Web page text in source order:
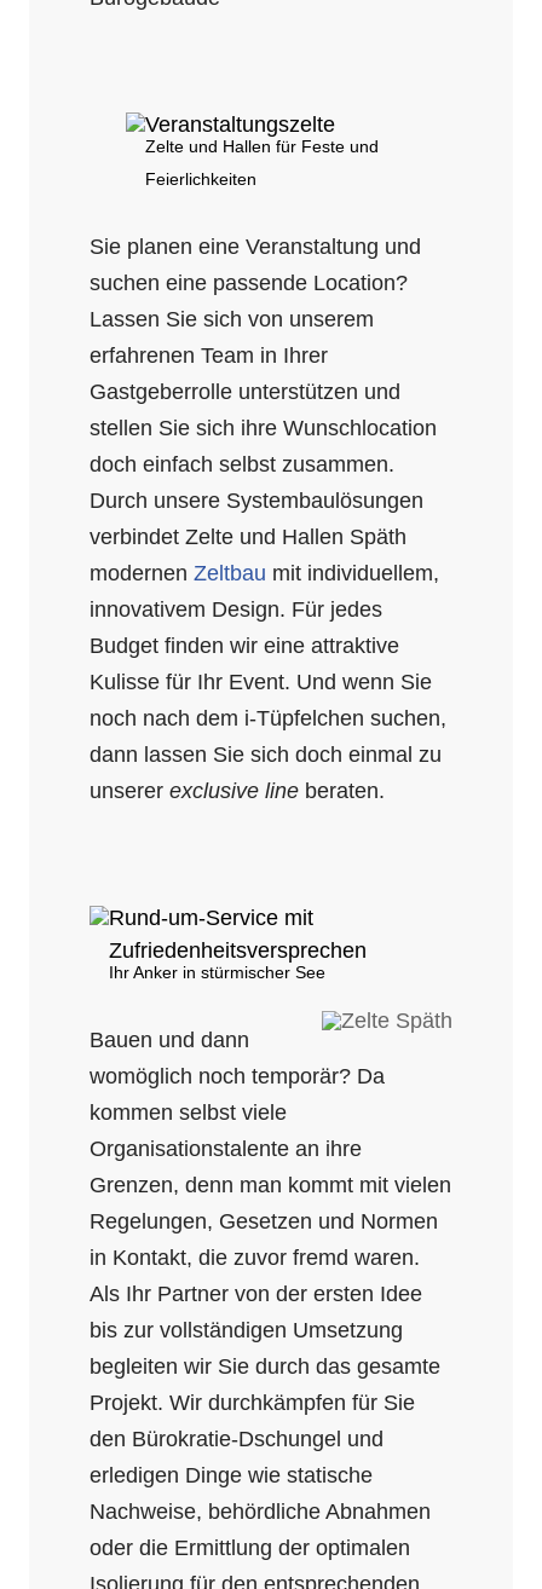
Veranstaltungszelte
Zelte und Hallen für Feste und
Feierlichkeiten
Sie planen eine Veranstaltung und
suchen eine passende Location?
Lassen Sie sich von unserem
erfahrenen Team in Ihrer
Gastgeberrolle unterstützen und
stellen Sie sich ihre Wunschlocation
doch einfach selbst zusammen.
Durch unsere Systembaulösungen
verbindet Zelte und Hallen Späth
modernen Zeltbau mit individuellem,
innovativem Design. Für jedes
Budget finden wir eine attraktive
Kulisse für Ihr Event. Und wenn Sie
noch nach dem i-Tüpfelchen suchen,
dann lassen Sie sich doch einmal zu
unserer exclusive line beraten.
Rund-um-Service mit
Zufriedenheitsversprechen
Ihr Anker in stürmischer See
Bauen und dann
womöglich noch temporär? Da
kommen selbst viele
Organisationstalente an ihre
Grenzen, denn man kommt mit vielen
Regelungen, Gesetzen und Normen
in Kontakt, die zuvor fremd waren.
Als Ihr Partner von der ersten Idee
bis zur vollständigen Umsetzung
begleiten wir Sie durch das gesamte
Projekt. Wir durchkämpfen für Sie
den Bürokratie-Dschungel und
erledigen Dinge wie statische
Nachweise, behördliche Abnahmen
oder die Ermittlung der optimalen
Isolierung für den entsprechenden